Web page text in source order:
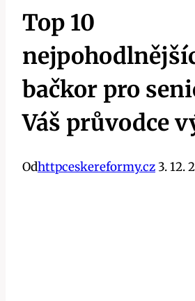
Top 10
bačkor pro
Váš průvodce
Odhttpceskereformy.cz3. 12.